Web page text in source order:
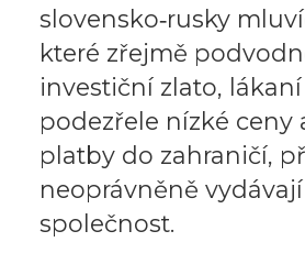
slovensko‑rusky
které zřejmě
investiční zlato,
podezřele nízké ceny
platby do zahraničí,
neoprávněně
společnost.